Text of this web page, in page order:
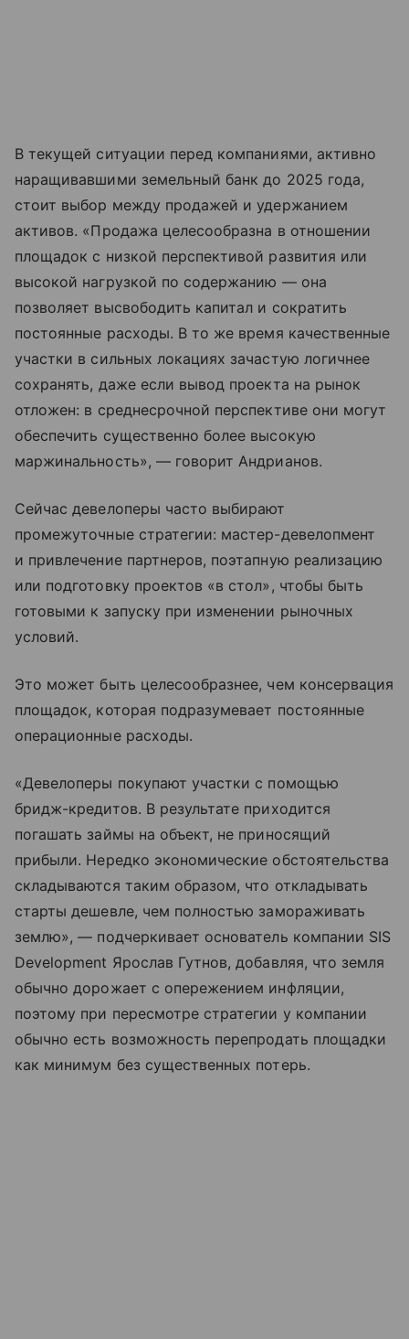
В текущей ситуации перед компаниями, активно
наращивавшими земельный банк до 2025 года,
стоит выбор между продажей и удержанием
активов. «Продажа целесообразна в отношении
площадок с низкой перспективой развития или
высокой нагрузкой по содержанию — она
позволяет высвободить капитал и сократить
постоянные расходы. В то же время качественные
участки в сильных локациях зачастую логичнее
сохранять, даже если вывод проекта на рынок
отложен: в среднесрочной перспективе они могут
обеспечить существенно более высокую
маржинальность», — говорит Андрианов.
Сейчас девелоперы часто выбирают
промежуточные стратегии: мастер-девелопмент
и привлечение партнеров, поэтапную реализацию
или подготовку проектов «в стол», чтобы быть
готовыми к запуску при изменении рыночных
условий.
Это может быть целесообразнее, чем консервация
площадок, которая подразумевает постоянные
операционные расходы.
«Девелоперы покупают участки с помощью
бридж-кредитов. В результате приходится
погашать займы на объект, не приносящий
прибыли. Нередко экономические обстоятельства
складываются таким образом, что откладывать
старты дешевле, чем полностью замораживать
землю», — подчеркивает основатель компании SIS
Development Ярослав Гутнов, добавляя, что земля
обычно дорожает с опережением инфляции,
поэтому при пересмотре стратегии у компании
обычно есть возможность перепродать площадки
как минимум без существенных потерь.